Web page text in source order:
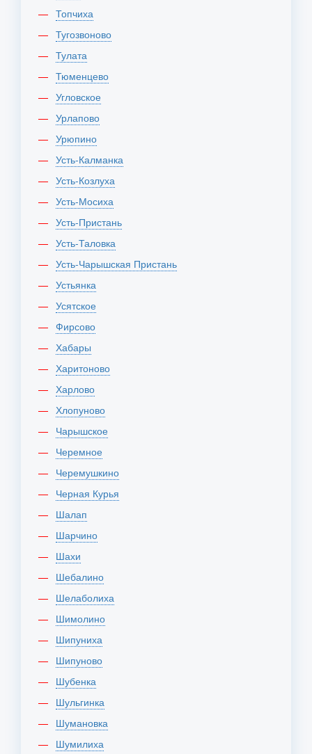
Топчиха
Тугозвоново
Тулата
Тюменцево
Угловское
Урлапово
Урюпино
Усть-Калманка
Усть-Козлуха
Усть-Мосиха
Усть-Пристань
Усть-Таловка
Усть-Чарышская Пристань
Устьянка
Усятское
Фирсово
Хабары
Харитоново
Харлово
Хлопуново
Чарышское
Черемное
Черемушкино
Черная Курья
Шалап
Шарчино
Шахи
Шебалино
Шелаболиха
Шимолино
Шипуниха
Шипуново
Шубенка
Шульгинка
Шумановка
Шумилиха